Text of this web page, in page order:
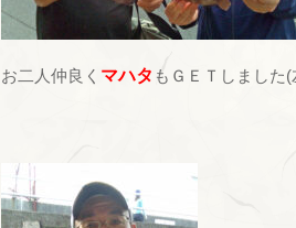
お二人仲良く マハタ もＧＥＴしました(